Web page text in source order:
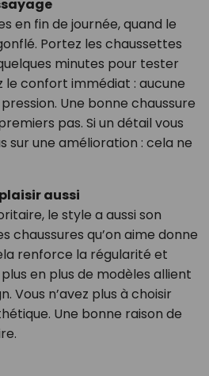
en fin de journée, quand le
Portez les chaussettes
minutes pour tester
le confort immédiat : aucune
Une bonne chaussure
pas. Si un détail vous
sur une amélioration : cela ne
aussi
le style a aussi son
chaussures qu’on aime donne
renforce la régularité et
en plus de modèles allient
Vous n’avez plus à choisir
Une bonne raison de